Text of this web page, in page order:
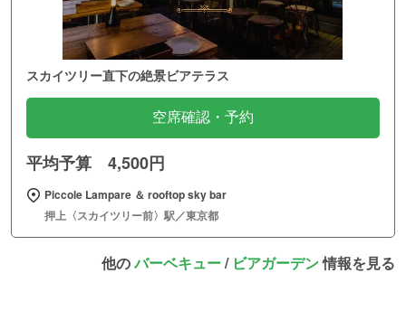
スカイツリー直下の絶景ビアテラス
空席確認・予約
平均予算 4,500円
Piccole Lampare ＆ rooftop sky bar
押上〈スカイツリー前〉駅／東京都
他のバーベキュー/ ビアガーデン情報を見る